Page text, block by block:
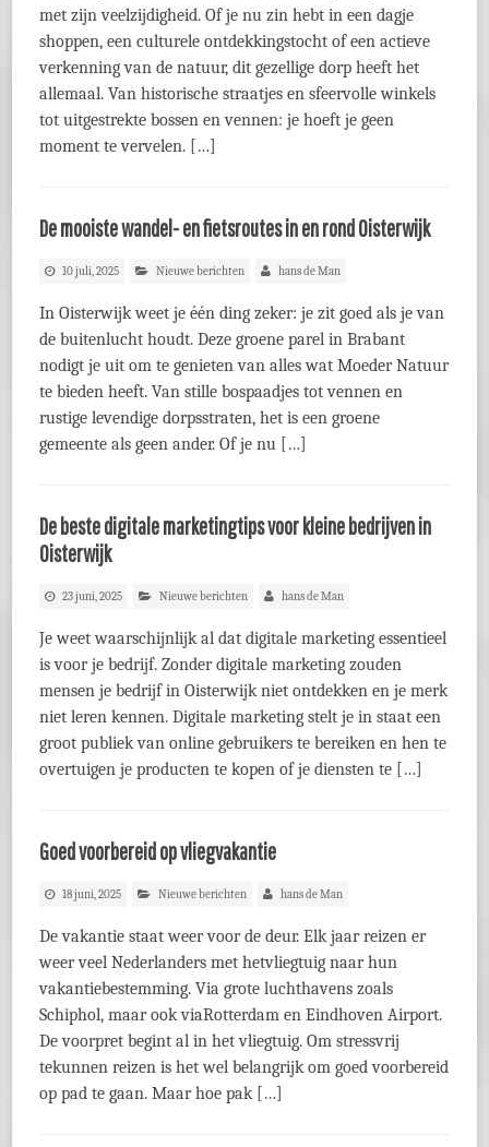
met zijn veelzijdigheid. Of je nu zin hebt in een dagje
shoppen, een culturele ontdekkingstocht of een actieve
verkenning van de natuur, dit gezellige dorp heeft het
allemaal. Van historische straatjes en sfeervolle winkels
tot uitgestrekte bossen en vennen: je hoeft je geen
moment te vervelen. […]
De mooiste wandel- en fietsroutes in en rond Oisterwijk
10 juli, 2025 Nieuwe berichten hans de Man
In Oisterwijk weet je één ding zeker: je zit goed als je van
de buitenlucht houdt. Deze groene parel in Brabant
nodigt je uit om te genieten van alles wat Moeder Natuur
te bieden heeft. Van stille bospaadjes tot vennen en
rustige levendige dorpsstraten, het is een groene
gemeente als geen ander. Of je nu […]
De beste digitale marketingtips voor kleine bedrijven in
Oisterwijk
23 juni, 2025 Nieuwe berichten hans de Man
Je weet waarschijnlijk al dat digitale marketing essentieel
is voor je bedrijf. Zonder digitale marketing zouden
mensen je bedrijf in Oisterwijk niet ontdekken en je merk
niet leren kennen. Digitale marketing stelt je in staat een
groot publiek van online gebruikers te bereiken en hen te
overtuigen je producten te kopen of je diensten te […]
Goed voorbereid op vliegvakantie
18 juni, 2025 Nieuwe berichten hans de Man
De vakantie staat weer voor de deur. Elk jaar reizen er
weer veel Nederlanders met hetvliegtuig naar hun
vakantiebestemming. Via grote luchthavens zoals
Schiphol, maar ook viaRotterdam en Eindhoven Airport.
De voorpret begint al in het vliegtuig. Om stressvrij
tekunnen reizen is het wel belangrijk om goed voorbereid
op pad te gaan. Maar hoe pak […]